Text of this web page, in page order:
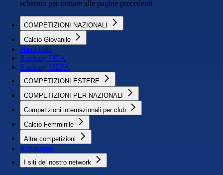
schermo per tornare alle pagine precedenti
COMPETIZIONI NAZIONALI
Calcio Giovanile
Nazionale
Ranking FIFA
Ranking UEFA
COMPETIZIONI ESTERE
COMPETIZIONI PER NAZIONALI
Competizioni internazionali per club
Calcio Femminile
Altre competizioni
Redazione
I siti del nostro network